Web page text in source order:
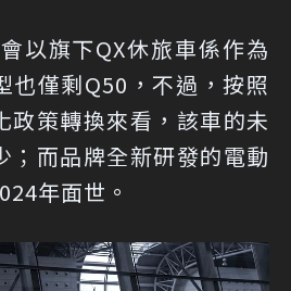
以旗下QX休旅車係作為
也僅剩Q50，不過，按照
政策轉換來看，該車的未
；而品牌全新研發的電動
年面世。